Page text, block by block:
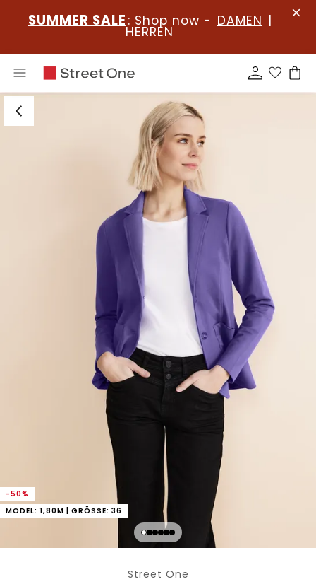
SUMMER SALE : Shop now - DAMEN |
HERREN
-50%
MODEL: 1,80M | GRÖSSE: 36
Street One